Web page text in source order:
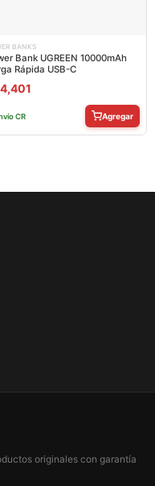
BANKS
Bank UGREEN 10000mAh
Rápida USB-C
CR Agregar
originales con garantía